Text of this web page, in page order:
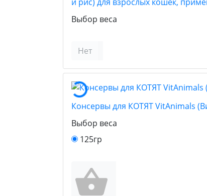
Выбор веса
Нет
Консервы для КОТЯТ VitAnimals
Выбор веса
125гр